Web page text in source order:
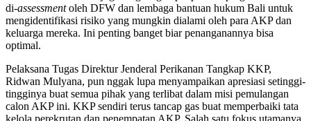
di-assessmentoleh DFW dan lembaga bantuan hukum Bali untuk
mengidentifikasi risiko yang mungkin dialami oleh para AKP dan
keluarga mereka. Ini penting banget biar penanganannya bisa
optimal.
Pelaksana Tugas Direktur Jenderal Perikanan Tangkap KKP,
Ridwan Mulyana, pun nggak lupa menyampaikan apresiasi setinggi-
tingginya buat semua pihak yang terlibat dalam misi pemulangan
calon AKP ini. KKP sendiri terus tancap gas buat memperbaiki tata